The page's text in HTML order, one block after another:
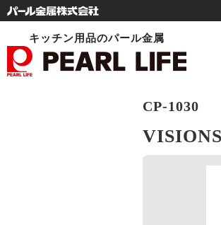
キッチン用品のパール金属
CP-1030